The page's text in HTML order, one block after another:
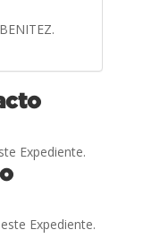
Expediente.
Expediente.